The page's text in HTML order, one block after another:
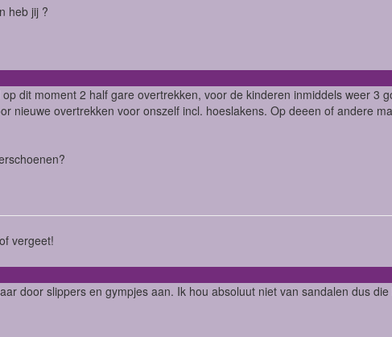
heb jij ?
dit moment 2 half gare overtrekken, voor de kinderen inmiddels weer 3
nieuwe overtrekken voor onszelf incl. hoeslakens. Op deeen of andere
vergeet!
door slippers en gympjes aan. Ik hou absoluut niet van sandalen dus